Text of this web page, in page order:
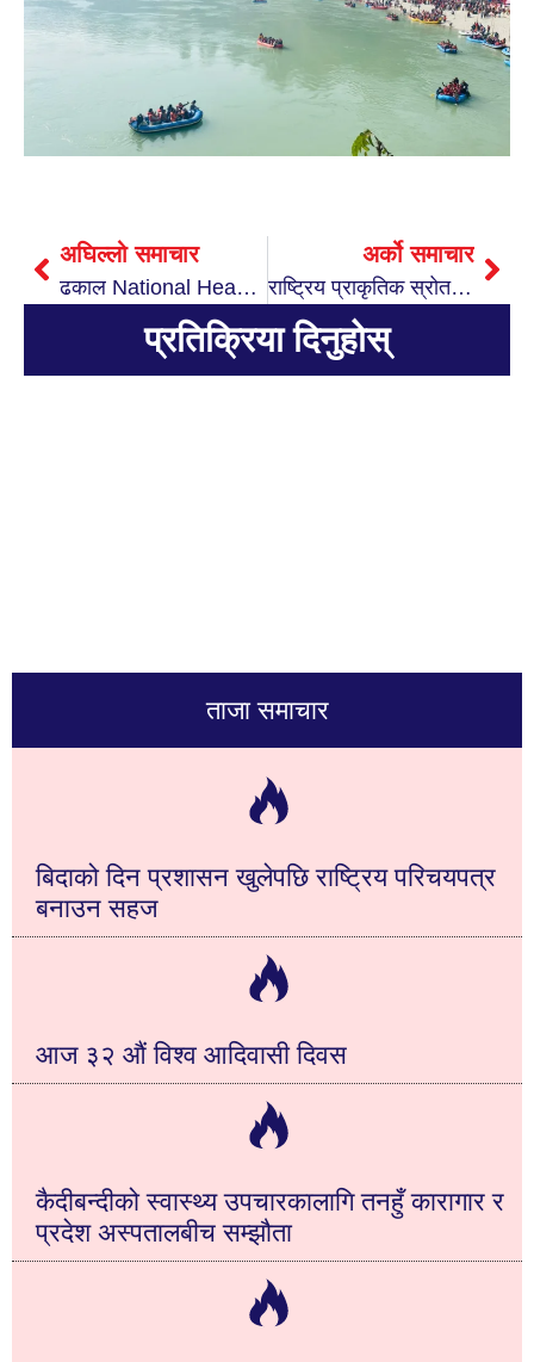
अघिल्लो समाचार
ढकाल National Head: Debate & Public Speaking Championship मनोनित
अर्को समाचार
राष्ट्रिय प्राकृतिक स्रोत तथा वित्त आयोगको नतिजा सार्वजानिक, तनहुँमा भानु नपा प्रथम, म्याग्दे दोश्रो
प्रतिक्रिया दिनुहोस्
ताजा समाचार
बिदाको दिन प्रशासन खुलेपछि राष्ट्रिय परिचयपत्र
बनाउन सहज
आज ३२ औं विश्व आदिवासी दिवस
कैदीबन्दीको स्वास्थ्य उपचारकालागि तनहुँ कारागार र
प्रदेश अस्पतालबीच सम्झौता